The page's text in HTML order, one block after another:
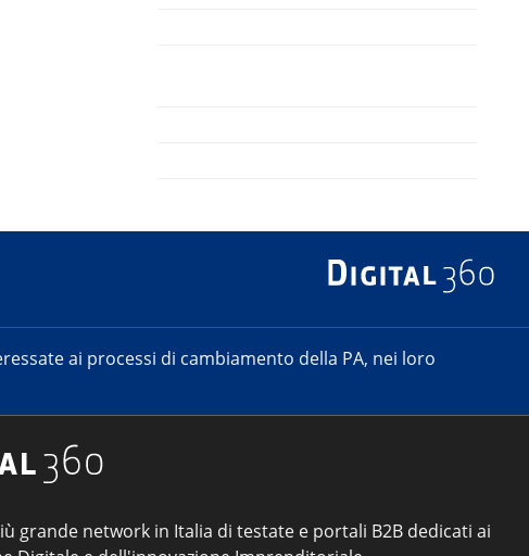
ai processi di cambiamento della PA, nei loro
grande network in Italia di testate e portali B2B dedicati ai